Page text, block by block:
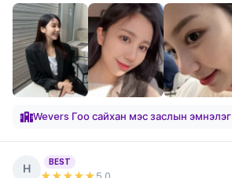
Wevers Гоо сайхан мэс заслын эмнэлэг
Н
BEST